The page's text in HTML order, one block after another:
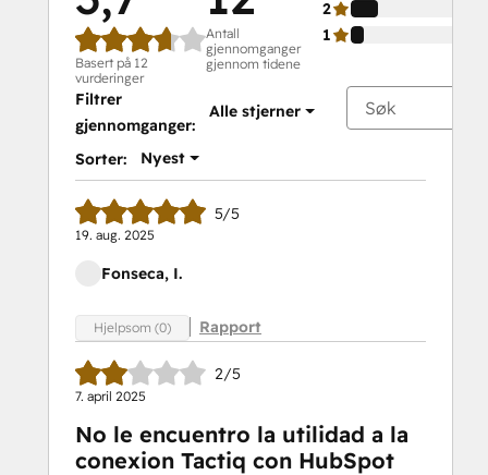
Basert på 12
vurderinger
Antall
gjennomganger
gjennom tidene
2
1
Filtrer
gjennomganger:
Alle stjerner
Sorter: Nyest
5/5
19. aug. 2025
Fonseca, I.
Hjelpsom (0) Rapport
2/5
7. april 2025
No le encuentro la utilidad a la
conexion Tactiq con HubSpot